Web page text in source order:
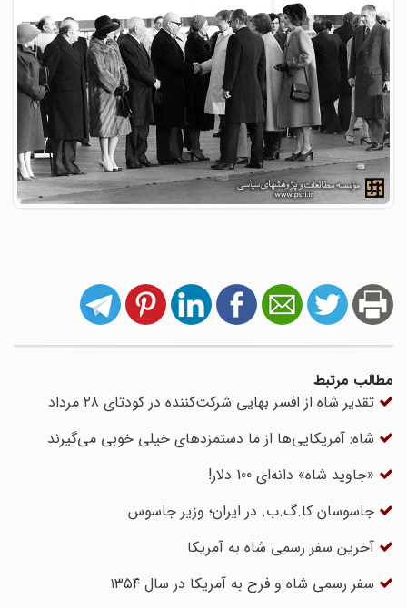
مطالب مرتبط
تقدیر شاه از افسر بهایی شرکت‌کننده در کودتای ۲۸ مرداد
شاه: آمریکایی‌ها از ما دستمزدهای خیلی خوبی می‌گیرند
«جاوید شاه» دانه‌ای 100 دلار!
جاسوسان کا.گ.ب. در ایران؛ وزیر جاسوس
آخرین سفر رسمی شاه به آمریکا
سفر رسمی شاه و فرح به آمریکا در سال ۱۳۵۴